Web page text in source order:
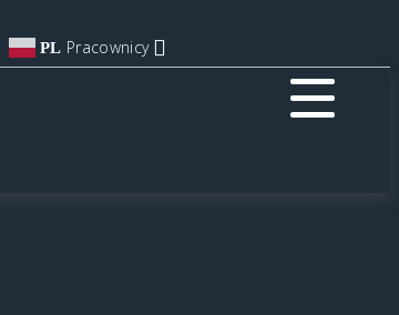
PL Pracownicy